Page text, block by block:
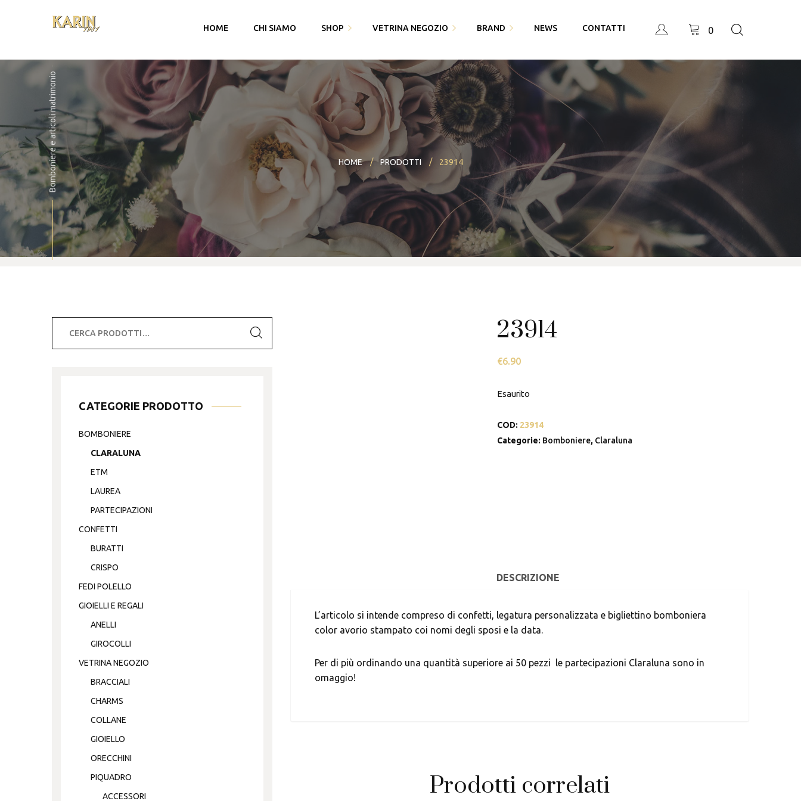
HOME CHI SIAMO SHOP
Fedi Polello
Bracciali saldati e gioielli
permanenti
Bomboniere
Partecipazioni
I miei dati
Account
Carrello
Checkout
VETRINA NEGOZIO
Gioiello
Piquadro
Swarovski
Thun
Bracciali saldati e gioielli
permanenti
BRAND
Cingomma
Gioielleria Karin1981
Maserati
Paciotti 4US
Piquadro
Polello
Alisia
NEWS CONTATTI 0
Bomboniere e articoli matrimonio HOME PRODOTTI 23914
23914
€6.90
Esaurito
COD: 23914
Categorie: Bomboniere, Claraluna
DESCRIZIONE
L’articolo si intende compreso di confetti, legatura personalizzata e bigliettino bomboniera
color avorio stampato coi nomi degli sposi e la data.
Per di più ordinando una quantità superiore ai 50 pezzi le partecipazioni Claraluna sono in
omaggio!
Prodotti correlati
CATEGORIE PRODOTTO
BOMBONIERE
CLARALUNA
ETM
LAUREA
PARTECIPAZIONI
CONFETTI
BURATTI
CRISPO
FEDI POLELLO
GIOIELLI E REGALI
ANELLI
GIROCOLLI
VETRINA NEGOZIO
BRACCIALI
CHARMS
COLLANE
GIOIELLO
ORECCHINI
PIQUADRO
ACCESSORI